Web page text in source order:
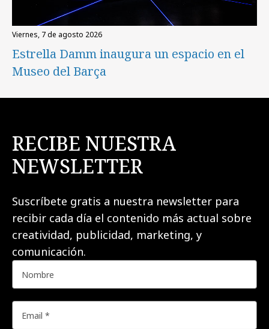
viernes, 7 de agosto 2026
Estrella Damm inaugura un espacio en el
Museo del Barça
RECIBE NUESTRA
NEWSLETTER
Suscríbete gratis a nuestra newsletter para
recibir cada día el contenido más actual sobre
creatividad, publicidad, marketing, y
comunicación.